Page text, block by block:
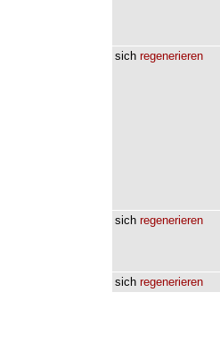
sich regenerieren
sich regenerieren
sich regenerieren